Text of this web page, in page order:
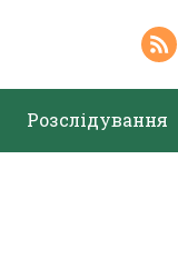
Розслідування